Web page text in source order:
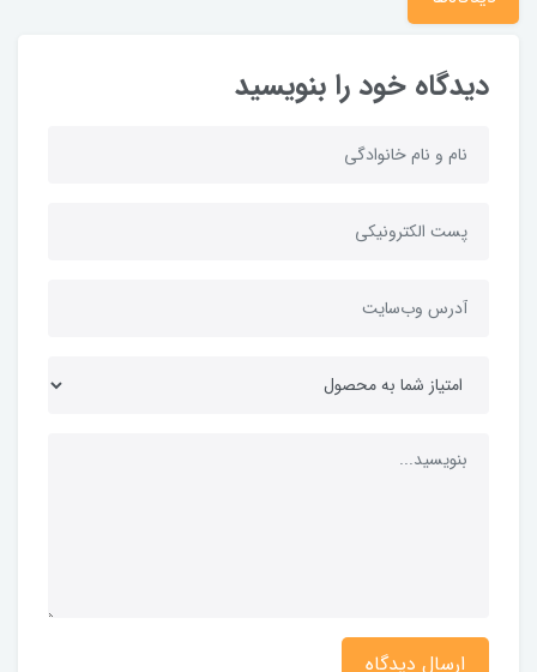
دیدگاه خود را بنویسید
ارسال دیدگاه